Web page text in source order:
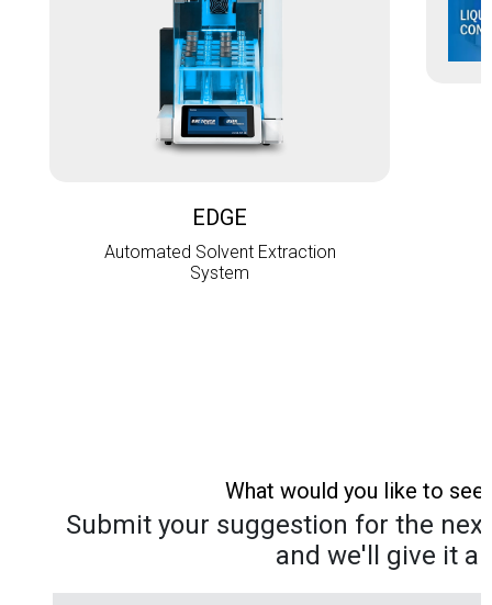
EDGE
Automated Solvent Extraction
System
What would you like to
Submit your suggestion for the
and we'll give it a